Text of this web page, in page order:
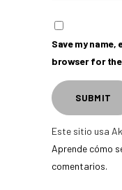
Save my
browser for
Este sitio usa
Aprende cómo
comentarios.